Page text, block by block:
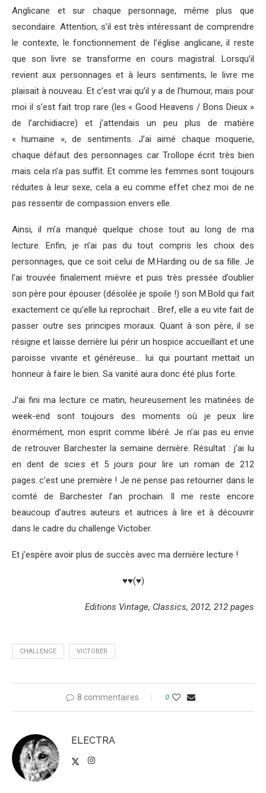
Anglicane et sur chaque personnage, même plus que
secondaire. Attention, s’il est très intéressant de comprendre
le contexte, le fonctionnement de l’église anglicane, il reste
que son livre se transforme en cours magistral. Lorsqu’il
revient aux personnages et à leurs sentiments, le livre me
plaisait à nouveau. Et c’est vrai qu’il y a de l’humour, mais pour
moi il s’est fait trop rare (les « Good Heavens / Bons Dieux »
de l’archidiacre) et j’attendais un peu plus de matière
« humaine », de sentiments. J’ai aimé chaque moquerie,
chaque défaut des personnages car Trollope écrit très bien
mais cela n’a pas suffit. Et comme les femmes sont toujours
réduites à leur sexe, cela a eu comme effet chez moi de ne
pas ressentir de compassion envers elle.
Ainsi, il m’a manqué quelque chose tout au long de ma
lecture. Enfin, je n’ai pas du tout compris les choix des
personnages, que ce soit celui de M.Harding ou de sa fille. Je
l’ai trouvée finalement mièvre et puis très pressée d’oublier
son père pour épouser (désolée je spoile !) son M.Bold qui fait
exactement ce qu’elle lui reprochait .. Bref, elle a eu vite fait de
passer outre ses principes moraux. Quant à son père, il se
résigne et laisse derrière lui périr un hospice accueillant et une
paroisse vivante et généreuse… lui qui pourtant mettait un
honneur à faire le bien. Sa vanité aura donc été plus forte.
J’ai fini ma lecture ce matin, heureusement les matinées de
week-end sont toujours des moments où je peux lire
énormément, mon esprit comme libéré. Je n’ai pas eu envie
de retrouver Barchester la semaine dernière. Résultat : j’ai lu
en dent de scies et 5 jours pour lire un roman de 212
pages..c’est une première ! Je ne pense pas retourner dans le
comté de Barchester l’an prochain. Il me reste encore
beaucoup d’autres auteurs et autrices à lire et à découvrir
dans le cadre du challenge Victober.
Et j’espère avoir plus de succès avec ma dernière lecture !
♥♥(♥)
Editions Vintage, Classics, 2012, 212 pages
CHALLENGE VICTOBER
8 commentaires 0
ELECTRA